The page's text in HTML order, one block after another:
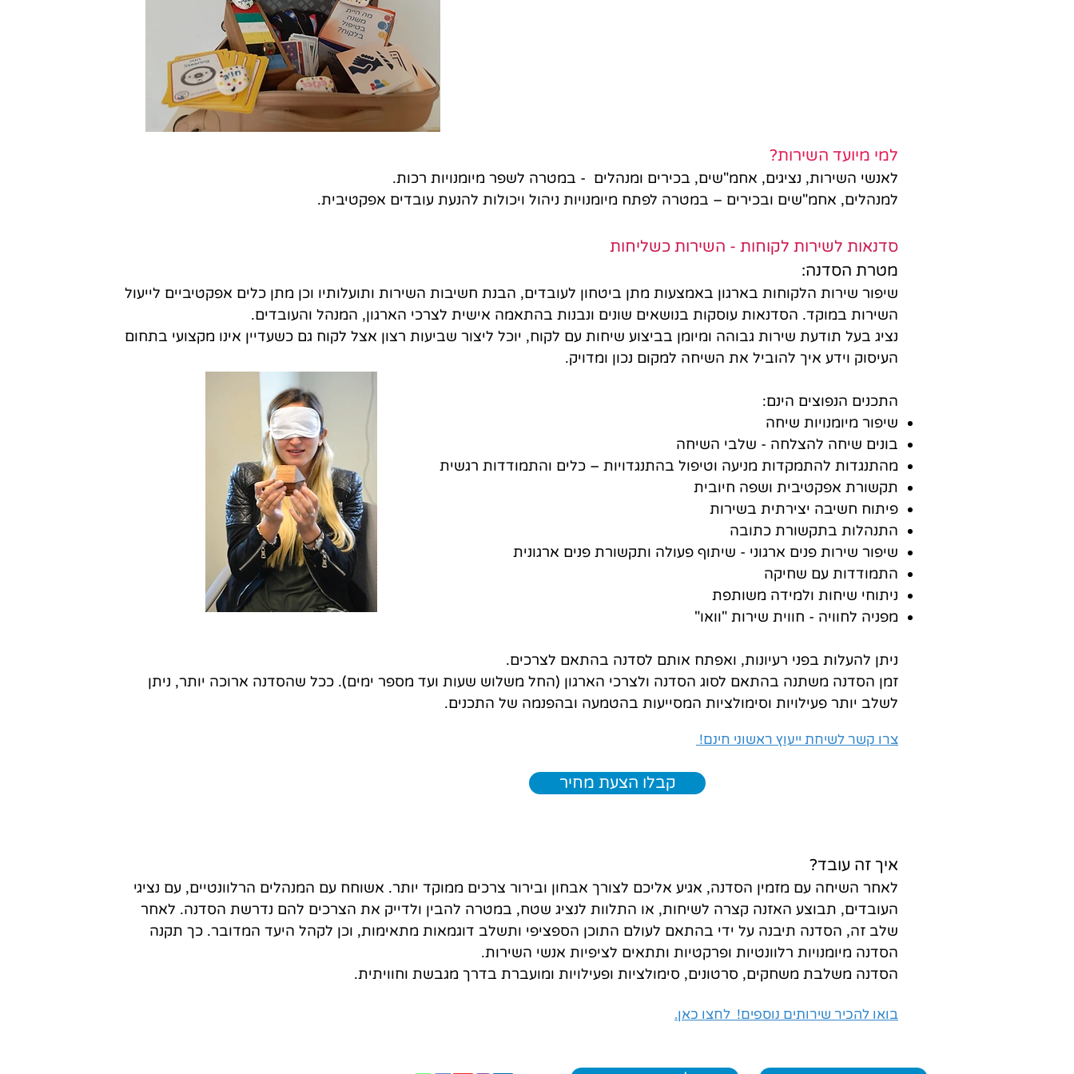
קבלו הצעת מחיר
למי מיועד השירות?
לאנשי השירות, נציגים, אחמ"שים, בכירים ומנהלים - במטרה לשפר מיומנויות רכות.
למנהלים, אחמ"שים ובכירים – במטרה לפתח מיומנויות ניהול ויכולות להנעת עובדים אפקטיבית.
סדנאות לשירות לקוחות - השירות כשליחות
מטרת הסדנה:
שיפור שירות הלקוחות בארגון באמצעות מתן ביטחון לעובדים, הבנת חשיבות השירות ותועלותיו וכן מתן כלים אפקטיביים לייעול
השירות במוקד. הסדנאות עוסקות בנושאים שונים ונבנות בהתאמה אישית לצרכי הארגון, המנהל והעובדים.
נציג בעל תודעת שירות גבוהה ומיומן בביצוע שיחות עם לקוח, יוכל ליצור שביעות רצון אצל לקוח גם כשעדיין אינו מקצועי בתחום
העיסוק וידע איך להוביל את השיחה למקום נכון ומדויק.
התכנים הנפוצים הינם:
שיפור מיומנויות שיחה
בונים שיחה להצלחה - שלבי השיחה
מהתנגדות להתמקדות מניעה וטיפול בהתנגדויות – כלים והתמודדות רגשית
תקשורת אפקטיבית ושפה חיובית
פיתוח חשיבה יצירתית בשירות
התנהלות בתקשורת כתובה
שיפור שירות פנים ארגוני - שיתוף פעולה ותקשורת פנים ארגונית
התמודדות עם שחיקה
ניתוחי שיחות ולמידה משותפת
מפניה לחוויה - חווית שירות "וואו"
ניתן להעלות בפני רעיונות, ואפתח אותם לסדנה בהתאם לצרכים.
זמן הסדנה משתנה בהתאם לסוג הסדנה ולצרכי הארגון (החל משלוש שעות ועד מספר ימים). ככל שהסדנה ארוכה יותר, ניתן
לשלב יותר פעילויות וסימולציות המסייעות בהטמעה ובהפנמה של התכנים.
צרו קשר לשיחת ייעוץ ראשוני חינם!
איך זה עובד?
לאחר השיחה עם מזמין הסדנה, אגיע אליכם לצורך אבחון ובירור צרכים ממוקד יותר. אשוחח עם המנהלים הרלוונטיים, עם נציגי
העובדים, תבוצע האזנה קצרה לשיחות, או התלוות לנציג שטח, במטרה להבין ולדייק את הצרכים להם נדרשת הסדנה. לאחר
שלב זה, הסדנה תיבנה על ידי בהתאם לעולם התוכן הספציפי ותשלב דוגמאות מתאימות, וכן לקהל היעד המדובר. כך תקנה
הסדנה מיומנויות רלוונטיות ופרקטיות ותתאים לציפיות אנשי השירות.
הסדנה משלבת משחקים, סרטונים, סימולציות ופעילויות ומועברת בדרך מגבשת וחוויתית.
בואו להכיר שירותים נוספים! לחצו כאן.